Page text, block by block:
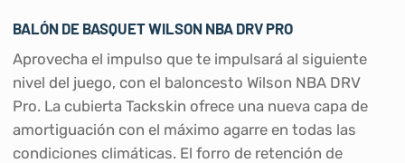
BALÓN DE BASQUETWILSON NBA DRV PRO
Aprovecha el impulso que te impulsará al siguiente
nivel del juego, con el baloncesto Wilson NBA DRV
Pro. La cubierta Tackskin ofrece una nueva capa de
amortiguación con el máximo agarre en todas las
condiciones climáticas. El forro de retención de